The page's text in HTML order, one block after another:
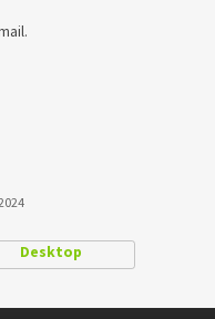
Desktop